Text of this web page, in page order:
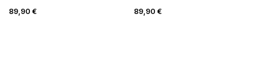
89,90 € 89,90 €